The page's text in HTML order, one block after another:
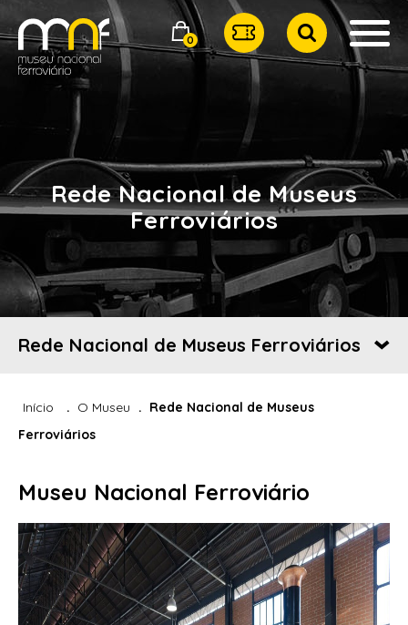
0
Rede Nacional de Museus
Ferroviários
Rede Nacional de Museus Ferroviários
Início O Museu
Rede Nacional de Museus
Ferroviários
Museu Nacional Ferroviário